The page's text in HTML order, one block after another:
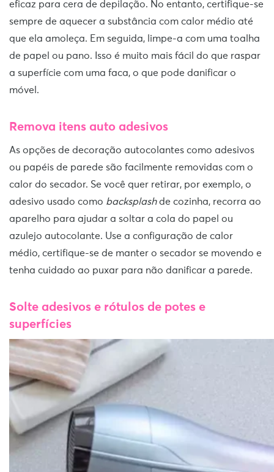
eficaz para cera de depilação. No entanto, certifique-se
sempre de aquecer a substância com calor médio até
que ela amoleça. Em seguida, limpe-a com uma toalha
de papel ou pano. Isso é muito mais fácil do que raspar
a superfície com uma faca, o que pode danificar o
móvel.
Remova itens auto adesivos
As opções de decoração autocolantes como adesivos
ou papéis de parede são facilmente removidas com o
calor do secador. Se você quer retirar, por exemplo, o
adesivo usado como backsplashde cozinha, recorra ao
aparelho para ajudar a soltar a cola do papel ou
azulejo autocolante. Use a configuração de calor
médio, certifique-se de manter o secador se movendo e
tenha cuidado ao puxar para não danificar a parede.
Solte adesivos e rótulos de potes e
superfícies